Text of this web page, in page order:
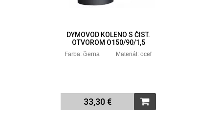
DYMOVOD KOLENO S ČIST.
OTVOROM O150/90/1,5
Farba: čierna Materiál: oceľ
33,30 €